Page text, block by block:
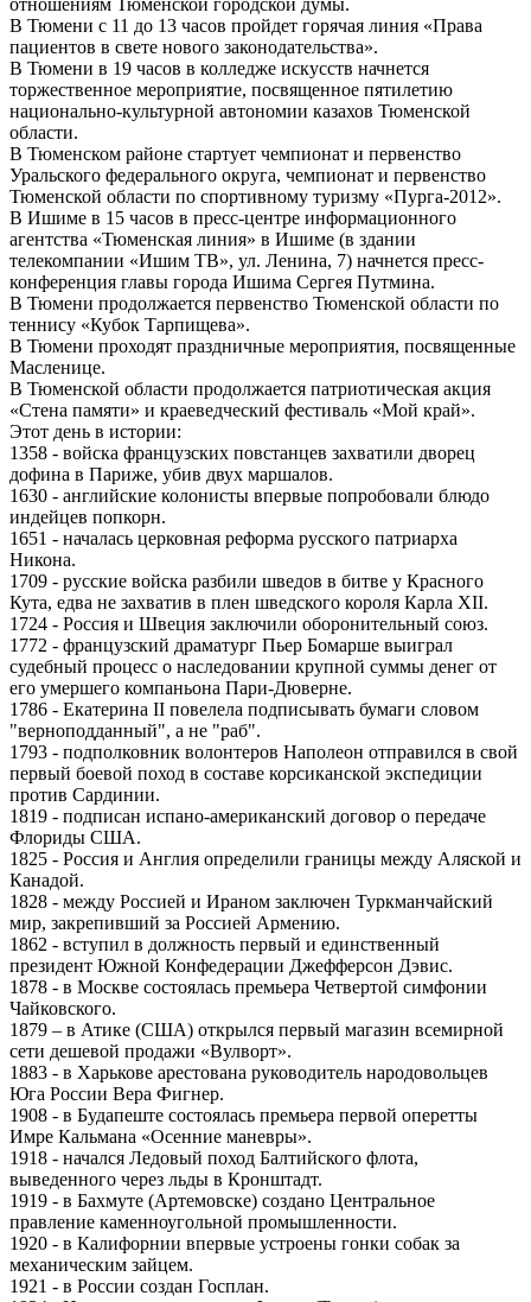
отношениям Тюменской городской думы.
В Тюмени с 11 до 13 часов пройдет горячая линия «Права
пациентов в свете нового законодательства».
В Тюмени в 19 часов в колледже искусств начнется
торжественное мероприятие, посвященное пятилетию
национально-культурной автономии казахов Тюменской
области.
В Тюменском районе стартует чемпионат и первенство
Уральского федерального округа, чемпионат и первенство
Тюменской области по спортивному туризму «Пурга-2012».
В Ишиме в 15 часов в пресс-центре информационного
агентства «Тюменская линия» в Ишиме (в здании
телекомпании «Ишим ТВ», ул. Ленина, 7) начнется пресс-
конференция главы города Ишима Сергея Путмина.
В Тюмени продолжается первенство Тюменской области по
теннису «Кубок Тарпищева».
В Тюмени проходят праздничные мероприятия, посвященные
Масленице.
В Тюменской области продолжается патриотическая акция
«Стена памяти» и краеведческий фестиваль «Мой край».
Этот день в истории:
1358 - войска французских повстанцев захватили дворец
дофина в Париже, убив двух маршалов.
1630 - английские колонисты впервые попробовали блюдо
индейцев попкорн.
1651 - началась церковная реформа русского патриарха
Никона.
1709 - русские войска разбили шведов в битве у Красного
Кута, едва не захватив в плен шведского короля Карла XII.
1724 - Россия и Швеция заключили оборонительный союз.
1772 - французский драматург Пьер Бомарше выиграл
судебный процесс о наследовании крупной суммы денег от
его умершего компаньона Пари-Дюверне.
1786 - Екатерина II повелела подписывать бумаги словом
"верноподданный", а не "раб".
1793 - подполковник волонтеров Наполеон отправился в свой
первый боевой поход в составе корсиканской экспедиции
против Сардинии.
1819 - подписан испано-американский договор о передаче
Флориды США.
1825 - Россия и Англия определили границы между Аляской и
Канадой.
1828 - между Россией и Ираном заключен Туркманчайский
мир, закрепивший за Россией Армению.
1862 - вступил в должность первый и единственный
президент Южной Конфедерации Джефферсон Дэвис.
1878 - в Москве состоялась премьера Четвертой симфонии
Чайковского.
1879 – в Атике (США) открылся первый магазин всемирной
сети дешевой продажи «Вулворт».
1883 - в Харькове арестована руководитель народовольцев
Юга России Вера Фигнер.
1908 - в Будапеште состоялась премьера первой оперетты
Имре Кальмана «Осенние маневры».
1918 - начался Ледовый поход Балтийского флота,
выведенного через льды в Кронштадт.
1919 - в Бахмуте (Артемовске) создано Центральное
правление каменноугольной промышленности.
1920 - в Калифорнии впервые устроены гонки собак за
механическим зайцем.
1921 - в России создан Госплан.